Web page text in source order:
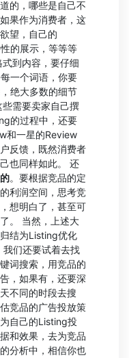
的，哪些是自己不
果作为消费者，这
望，自己的
的展示，等等等
式到内容，要仔细
一个词语，你要
绝大多数的细节
需要卖家自己撰
的过程中，还要
和一星的Review
反馈，既然消费者
也同样如此。 还
。要根据竞品的定
利润空间，思考竞
想明白了，甚至可
。 当然，上述大
结为Listing优化
们还要试着去找
词搜索，用竞品的
，如果有，还要深
不同的时段去搜
竞品的广告投放策
自己的Listing投
和效果，去为竞品
分析中，相信你也